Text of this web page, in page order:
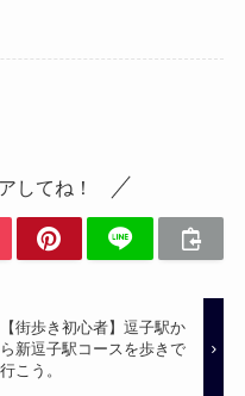
してね！
【街歩き初心者】逗子駅か
ら新逗子駅コースを歩きで
行こう。